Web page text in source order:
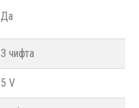
Да
3 чифта
5 V